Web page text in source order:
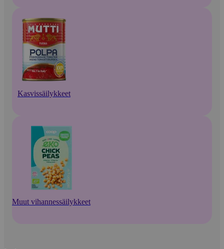
Kasvissäilykkeet
Muut vihannessäilykkeet